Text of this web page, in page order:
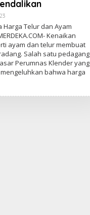
O
E
H
E
D
I
T
O
Harga Telur dan Ayam
Kenaikan
ayam dan telur membuat
Salah satu pedagang
Perumnas Klender yang
mengeluhkan bahwa harga